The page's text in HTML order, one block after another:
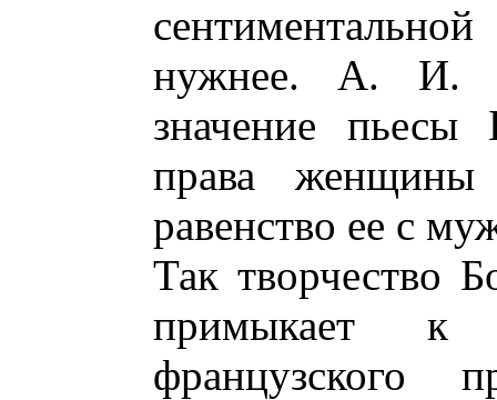
нужнее. А. И.
значение
права женщины
равенство ее с
Так творчество
примыкает к
французского